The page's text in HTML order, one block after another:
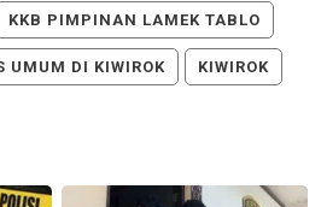
KKB PIMPINAN LAMEK TABLO
UMUM DI KIWIROK KIWIROK